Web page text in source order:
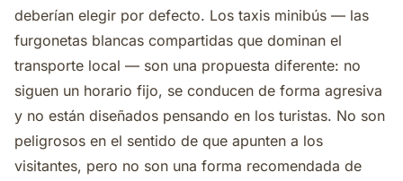
deberían elegir por defecto. Los taxis minibús — las
furgonetas blancas compartidas que dominan el
transporte local — son una propuesta diferente: no
siguen un horario fijo, se conducen de forma agresiva
y no están diseñados pensando en los turistas. No son
peligrosos en el sentido de que apunten a los
visitantes, pero no son una forma recomendada de